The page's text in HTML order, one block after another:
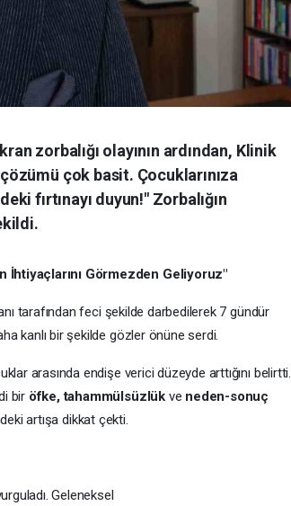
zorbalığı olayının ardından, Klinik
çok basit. Çocuklarınıza
fırtınayı duyun!" Zorbalığın
İhtiyaçlarını Görmezden Geliyoruz"
tarafından feci şekilde darbedilerek 7 gündür
kanlı bir şekilde gözler önüne serdi.
arasında endişe verici düzeyde arttığını belirtti.
bir öfke, tahammülsüzlükve neden-sonuç
artışa dikkat çekti.
Geleneksel